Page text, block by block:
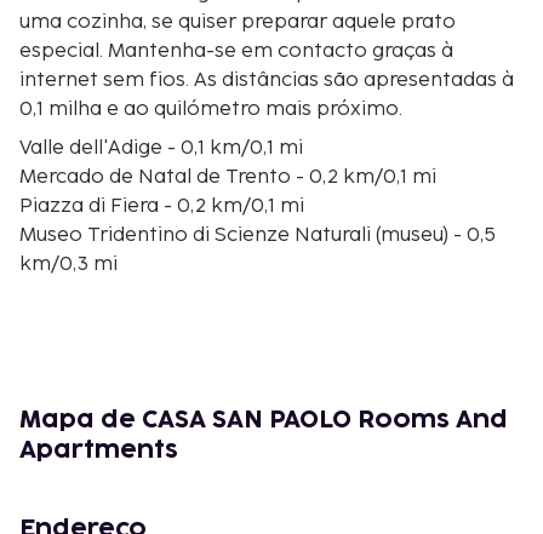
uma cozinha, se quiser preparar aquele prato
especial. Mantenha-se em contacto graças à
internet sem fios. As distâncias são apresentadas à
0,1 milha e ao quilómetro mais próximo.
Valle dell'Adige - 0,1 km/0,1 mi
Mercado de Natal de Trento - 0,2 km/0,1 mi
Piazza di Fiera - 0,2 km/0,1 mi
Museo Tridentino di Scienze Naturali (museu) - 0,5
km/0,3 mi
Piazza Duomo - 0,6 km/0,4 mi
Castelo Buonconsiglio - 0,8 km/0,5 mi
Fiera di Trento - 0,8 km/0,5 mi
Chiesa di San Pietro - 0,8 km/0,5 mi
Mapa de CASA SAN PAOLO Rooms And
Apartments
Endereço